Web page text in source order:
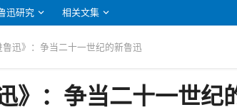
迅研究 相关文集
鲁迅》：争当二十一世纪的新鲁迅
》：争当二十一世纪